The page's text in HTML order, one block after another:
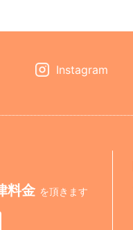
Instagram
料金 を頂きます